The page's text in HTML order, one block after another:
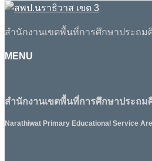
สำนักงานเขตพื้นที่การศึกษาประถม
MENU
สำนักงานเขตพื้นที่การศึกษาประถม
Narathiwat Primary Educational Service